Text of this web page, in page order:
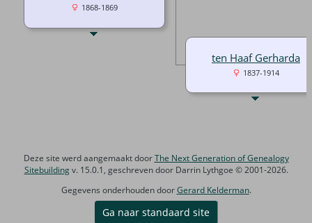
1868-1869
ten Haaf Gerharda
1837-1914
Deze site werd aangemaakt doorThe Next Generation of Genealogy
Sitebuildingv. 15.0.1, geschreven door Darrin Lythgoe © 2001-2026.
Gegevens onderhouden doorGerard Kelderman.
Ga naar standaard site